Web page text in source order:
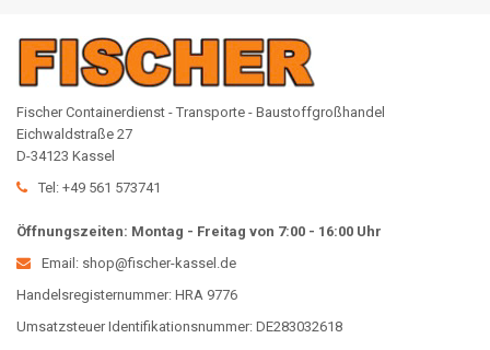
Fischer Containerdienst - Transporte - Baustoffgroßhandel
Eichwaldstraße 27
D-34123 Kassel
Tel: +49 561 573741
Öffnungszeiten: Montag - Freitag von 7:00 - 16:00 Uhr
Email: shop@fischer-kassel.de
Handelsregisternummer: HRA 9776
Umsatzsteuer Identifikationsnummer: DE283032618